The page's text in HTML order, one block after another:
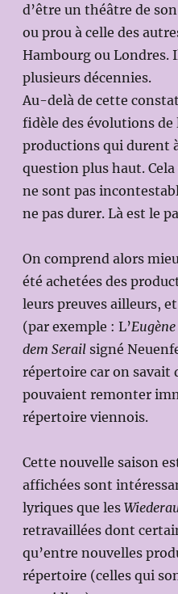
d’être un théâtre de
ou prou à celle des
Hambourg ou Londres.
plusieurs décennies.
Au-delà de cette
fidèle des évolutions de
productions qui durent
question plus haut.
ne sont pas
ne pas durer. Là est le
On comprend alors
été achetées des
leurs preuves ailleurs,
(par exemple : L’
dem Serailsigné
répertoire car on savait
pouvaient remonter
répertoire viennois.
Cette nouvelle saison
affichées sont
lyriques que les
retravaillées dont
qu’entre nouvelles
répertoire (celles qui